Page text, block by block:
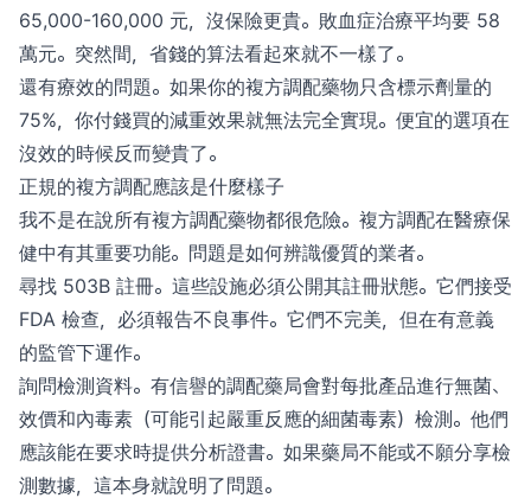
65,000-160,000 元，沒保險更貴。敗血症治療平均要 58
萬元。突然間，省錢的算法看起來就不一樣了。
還有療效的問題。如果你的複方調配藥物只含標示劑量的
75%，你付錢買的減重效果就無法完全實現。便宜的選項在
沒效的時候反而變貴了。
正規的複方調配應該是什麼樣子
我不是在說所有複方調配藥物都很危險。複方調配在醫療保
健中有其重要功能。問題是如何辨識優質的業者。
尋找 503B 註冊。這些設施必須公開其註冊狀態。它們接受
FDA 檢查，必須報告不良事件。它們不完美，但在有意義
的監管下運作。
詢問檢測資料。有信譽的調配藥局會對每批產品進行無菌、
效價和內毒素（可能引起嚴重反應的細菌毒素）檢測。他們
應該能在要求時提供分析證書。如果藥局不能或不願分享檢
測數據，這本身就說明了問題。